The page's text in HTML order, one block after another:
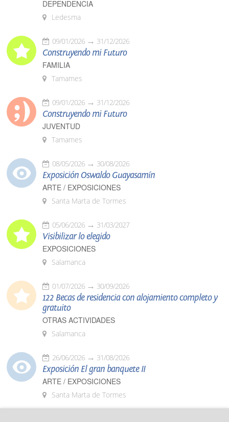
DEPENDENCIA
Ledesma
09/01/2026 31/12/2026
Construyendo mi Futuro
FAMILIA
Tamames
09/01/2026 31/12/2026
Construyendo mi Futuro
JUVENTUD
Tamames
08/05/2026 30/08/2026
Exposición Oswaldo Guayasamín
ARTE / EXPOSICIONES
Santa Marta de Tormes
05/06/2026 31/03/2027
Visibilizar lo elegido
EXPOSICIONES
Salamanca
01/07/2026 30/09/2026
122 Becas de residencia con alojamiento completo y
gratuito
OTRAS ACTIVIDADES
Salamanca
26/06/2026 31/08/2026
Exposición El gran banquete II
ARTE / EXPOSICIONES
Santa Marta de Tormes